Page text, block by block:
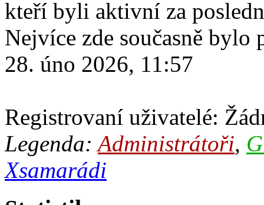
kteří byli aktivní za
Nejvíce zde současně
28. úno 2026, 11:57
Registrovaní uživatelé:
Legenda:Administrátoři,
Xsamarádi